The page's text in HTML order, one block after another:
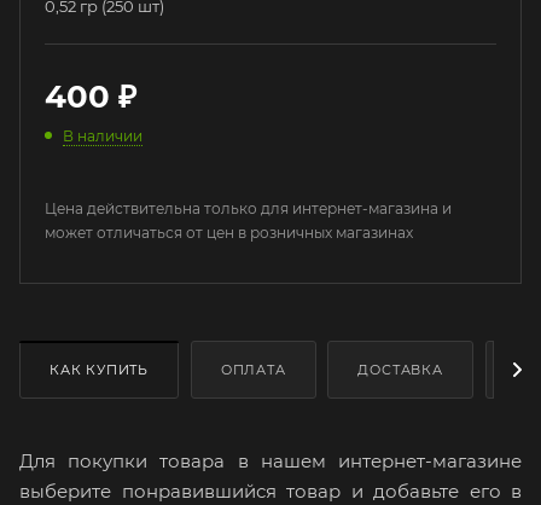
0,52 гр (250 шт)
400 ₽
В наличии
Цена действительна только для интернет-магазина и
может отличаться от цен в розничных магазинах
КАК КУПИТЬ ОПЛАТА ДОСТАВКА
Для покупки товара в нашем интернет-магазине
выберите понравившийся товар и добавьте его в